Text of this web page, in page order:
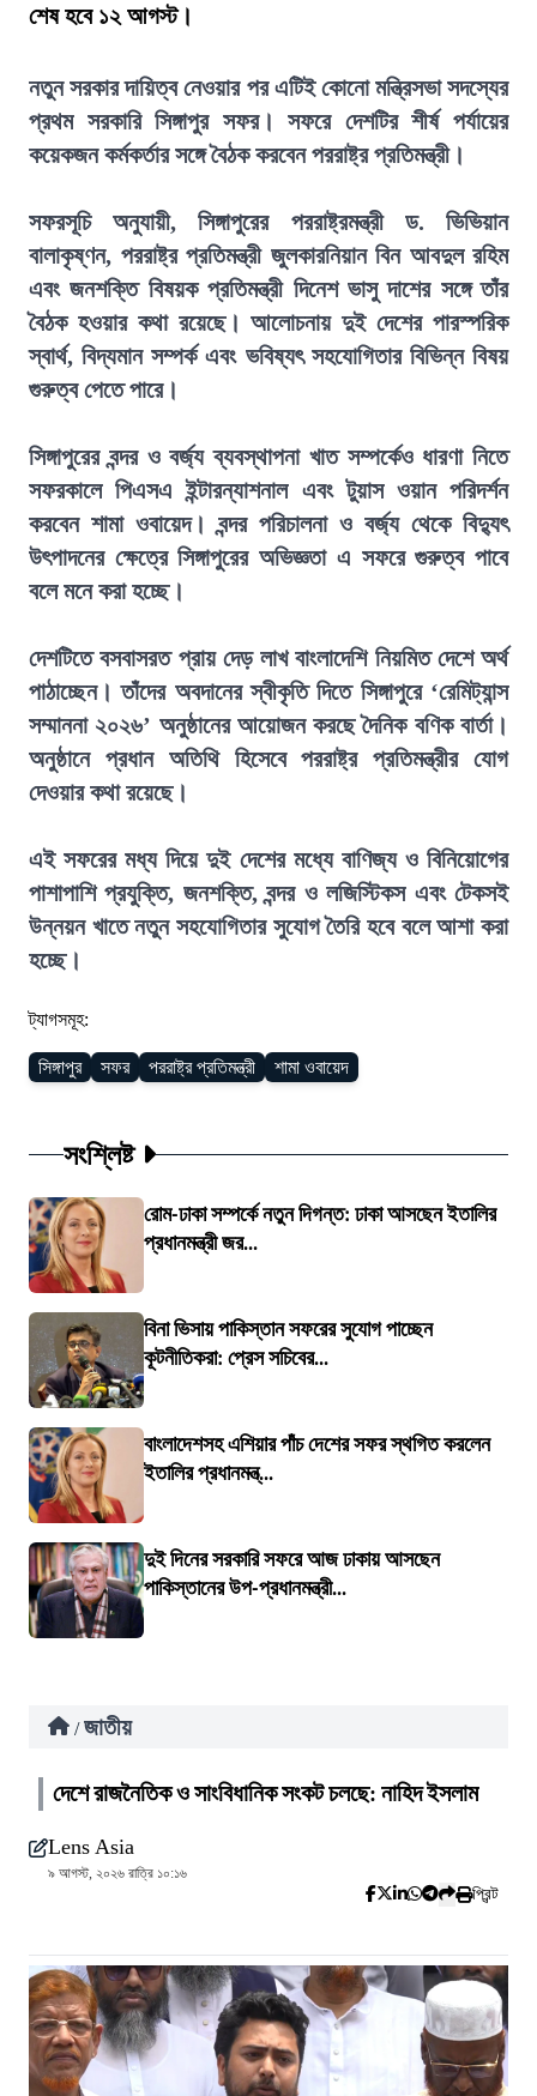
শেষ হবে ১২ আগস্ট।
নতুন সরকার দায়িত্ব নেওয়ার পর এটিই কোনো মন্ত্রিসভা সদস্যের
প্রথম সরকারি সিঙ্গাপুর সফর। সফরে দেশটির শীর্ষ পর্যায়ের
কয়েকজন কর্মকর্তার সঙ্গে বৈঠক করবেন পররাষ্ট্র প্রতিমন্ত্রী।
সফরসূচি অনুযায়ী, সিঙ্গাপুরের পররাষ্ট্রমন্ত্রী ড. ভিভিয়ান
বালাকৃষ্ণন, পররাষ্ট্র প্রতিমন্ত্রী জুলকারনিয়ান বিন আবদুল রহিম
এবং জনশক্তি বিষয়ক প্রতিমন্ত্রী দিনেশ ভাসু দাশের সঙ্গে তাঁর
বৈঠক হওয়ার কথা রয়েছে। আলোচনায় দুই দেশের পারস্পরিক
স্বার্থ, বিদ্যমান সম্পর্ক এবং ভবিষ্যৎ সহযোগিতার বিভিন্ন বিষয়
গুরুত্ব পেতে পারে।
সিঙ্গাপুরের বন্দর ও বর্জ্য ব্যবস্থাপনা খাত সম্পর্কেও ধারণা নিতে
সফরকালে পিএসএ ইন্টারন্যাশনাল এবং টুয়াস ওয়ান পরিদর্শন
করবেন শামা ওবায়েদ। বন্দর পরিচালনা ও বর্জ্য থেকে বিদ্যুৎ
উৎপাদনের ক্ষেত্রে সিঙ্গাপুরের অভিজ্ঞতা এ সফরে গুরুত্ব পাবে
বলে মনে করা হচ্ছে।
দেশটিতে বসবাসরত প্রায় দেড় লাখ বাংলাদেশি নিয়মিত দেশে অর্থ
পাঠাচ্ছেন। তাঁদের অবদানের স্বীকৃতি দিতে সিঙ্গাপুরে ‘রেমিট্যান্স
সম্মাননা ২০২৬’ অনুষ্ঠানের আয়োজন করছে দৈনিক বণিক বার্তা।
অনুষ্ঠানে প্রধান অতিথি হিসেবে পররাষ্ট্র প্রতিমন্ত্রীর যোগ
দেওয়ার কথা রয়েছে।
এই সফরের মধ্য দিয়ে দুই দেশের মধ্যে বাণিজ্য ও বিনিয়োগের
পাশাপাশি প্রযুক্তি, জনশক্তি, বন্দর ও লজিস্টিকস এবং টেকসই
উন্নয়ন খাতে নতুন সহযোগিতার সুযোগ তৈরি হবে বলে আশা করা
হচ্ছে।
ট্যাগসমূহ:
সিঙ্গাপুর সফর পররাষ্ট্র প্রতিমন্ত্রী শামা ওবায়েদ
সংশ্লিষ্ট
রোম-ঢাকা সম্পর্কে নতুন দিগন্ত: ঢাকা আসছেন ইতালির
প্রধানমন্ত্রী জর...
বিনা ভিসায় পাকিস্তান সফরের সুযোগ পাচ্ছেন
কূটনীতিকরা: প্রেস সচিবের...
বাংলাদেশসহ এশিয়ার পাঁচ দেশের সফর স্থগিত করলেন
ইতালির প্রধানমন্ত্...
দুই দিনের সরকারি সফরে আজ ঢাকায় আসছেন
পাকিস্তানের উপ-প্রধানমন্ত্রী...
/ জাতীয়
দেশে রাজনৈতিক ও সাংবিধানিক সংকট চলছে: নাহিদ ইসলাম
Lens Asia
৯ আগস্ট, ২০২৬ রাত্রি ১০:১৬
প্রিন্ট